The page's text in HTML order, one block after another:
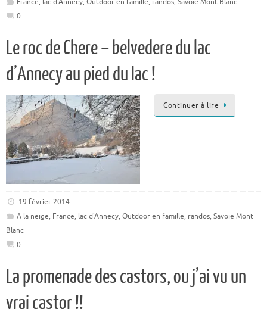
France, lac d'Annecy, Outdoor en famille, randos, Savoie Mont Blanc
0
Le roc de Chere – belvedere du lac
d’Annecy au pied du lac !
Continuer à lire
19 février 2014
A la neige, France, lac d'Annecy, Outdoor en famille, randos, Savoie Mont
Blanc
0
La promenade des castors, ou j’ai vu un
vrai castor !!